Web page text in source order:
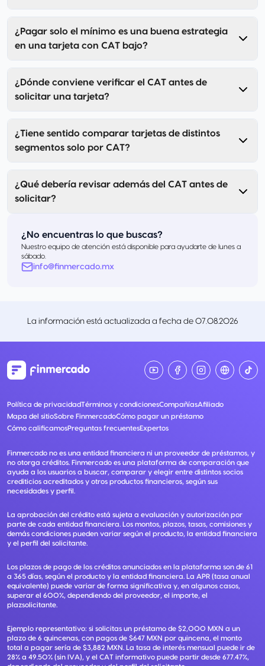
¿Pagar solo el mínimo es una buena estrategia
en una tarjeta con CAT bajo?
¿Dónde conviene verificar el CAT antes de
solicitar una tarjeta?
¿Tiene sentido comparar tarjetas de distintos
segmentos solo por CAT?
¿Qué debería revisar además del CAT antes de
solicitar?
¿No encuentras lo que buscas?
Nuestro equipo de atención está disponible para ayudarte de lunes a
sábado.
info@finmercado.mx
La información está actualizada a fecha de 07.08.2026
Política de privacidadTérminos y condicionesCompañíasAfiliado
Mapa del sitioSobre FinmercadoCómo pagar un préstamo
Cómo calificamosPreguntas frecuentesExpertos
Finmercado no es una entidad financiera ni un proveedor de préstamos, y
no otorga créditos. Finmercado es una plataforma de comparación que
ayuda a los usuarios a buscar, comparar y elegir entre distintos socios
crediticios acreditados y otros productos financieros, según sus
necesidades y perfil.
La aprobación del crédito está sujeta a evaluación y autorización por
parte de cada entidad financiera. Los montos, plazos, tasas, comisiones y
demás condiciones pueden variar según el producto, la entidad financiera
y el perfil del solicitante.
Los plazos de pago de los créditos anunciados en la plataforma son de 61
a 365 días, según el producto y la entidad financiera. La APR (tasa anual
equivalente) puede variar de forma significativa y, en algunos casos,
superar el 600%, dependiendo del proveedor, el importe, el
plazsolicitante.
Ejemplo representativo: si solicitas un préstamo de $2,000 MXN a un
plazo de 6 quincenas, con pagos de $647 MXN por quincena, el monto
total a pagar sería de $3,882 MXN. La tasa de interés mensual puede ir de
28% a 49.50% (sin IVA), y el CAT informativo puede partir desde 677.47%,